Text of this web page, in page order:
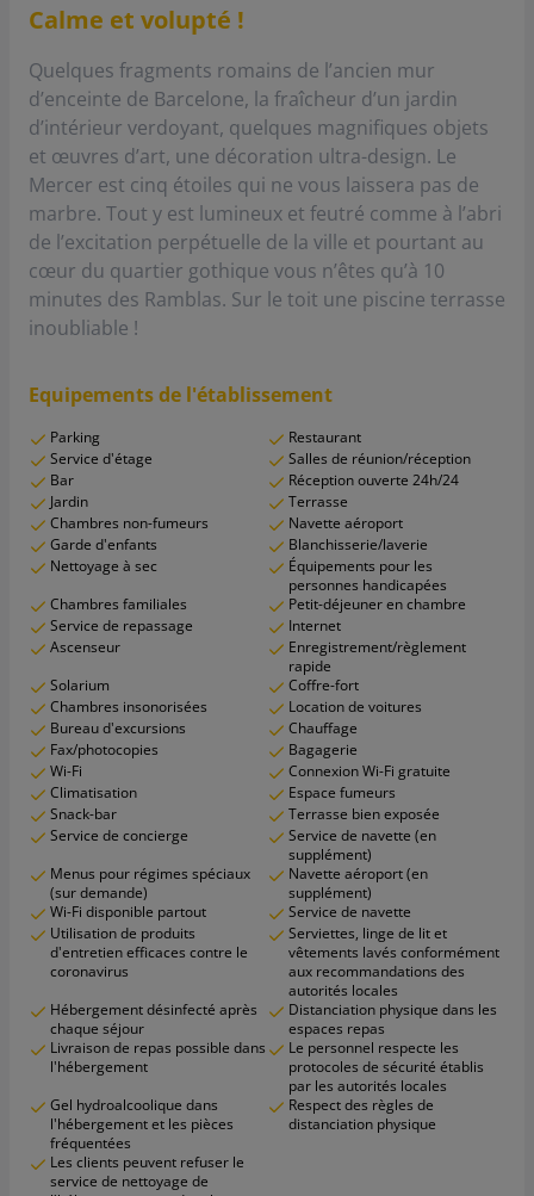
Calme et volupté !
Quelques fragments romains de l’ancien mur
d’enceinte de Barcelone, la fraîcheur d’un jardin
d’intérieur verdoyant, quelques magnifiques objets
et œuvres d’art, une décoration ultra-design. Le
Mercer est cinq étoiles qui ne vous laissera pas de
marbre. Tout y est lumineux et feutré comme à l’abri
de l’excitation perpétuelle de la ville et pourtant au
cœur du quartier gothique vous n’êtes qu’à 10
minutes des Ramblas. Sur le toit une piscine terrasse
inoubliable !
Equipements de l'établissement
Parking
Restaurant
Service d'étage
Salles de réunion/réception
Bar
Réception ouverte 24h/24
Jardin
Terrasse
Chambres non-fumeurs
Navette aéroport
Garde d'enfants
Blanchisserie/laverie
Nettoyage à sec
Équipements pour les
personnes handicapées
Chambres familiales
Petit-déjeuner en chambre
Service de repassage
Internet
Ascenseur
Enregistrement/règlement
rapide
Solarium
Coffre-fort
Chambres insonorisées
Location de voitures
Bureau d'excursions
Chauffage
Fax/photocopies
Bagagerie
Wi-Fi
Connexion Wi-Fi gratuite
Climatisation
Espace fumeurs
Snack-bar
Terrasse bien exposée
Service de concierge
Service de navette (en
supplément)
Menus pour régimes spéciaux
(sur demande)
Navette aéroport (en
supplément)
Wi-Fi disponible partout
Service de navette
Utilisation de produits
d'entretien efficaces contre le
coronavirus
Serviettes, linge de lit et
vêtements lavés conformément
aux recommandations des
autorités locales
Hébergement désinfecté après
chaque séjour
Distanciation physique dans les
espaces repas
Livraison de repas possible dans
l'hébergement
Le personnel respecte les
protocoles de sécurité établis
par les autorités locales
Gel hydroalcoolique dans
l'hébergement et les pièces
fréquentées
Respect des règles de
distanciation physique
Les clients peuvent refuser le
service de nettoyage de